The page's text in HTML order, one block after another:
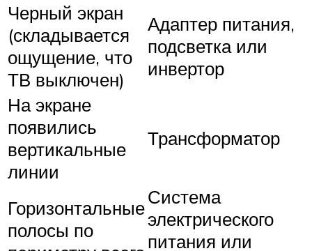
Черный экран
(складывается
ощущение, что
ТВ выключен)
Адаптер питания,
подсветка или
инвертор
На экране
появились
вертикальные
линии
Трансформатор
Горизонтальные
полосы по
Система
электрического
питания или